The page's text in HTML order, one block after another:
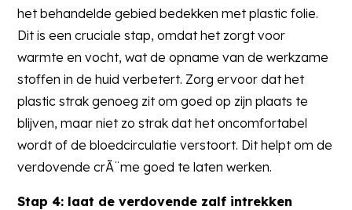
het behandelde gebied bedekken met plastic folie.
Dit is een cruciale stap, omdat het zorgt voor
warmte en vocht, wat de opname van de werkzame
stoffen in de huid verbetert. Zorg ervoor dat het
plastic strak genoeg zit om goed op zijn plaats te
blijven, maar niet zo strak dat het oncomfortabel
wordt of de bloedcirculatie verstoort. Dit helpt om de
verdovende crÃ¨me goed te laten werken.
Stap 4: laat de verdovende zalf intrekken